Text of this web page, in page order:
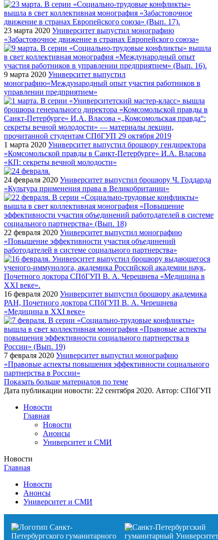
23 марта 2020 Университет выпустил монографию
«Забастовочное движение в странах Европейского союза»
9 марта 2020 Университет выпустил
монографию«Международный опыт участия работников в
управлении предприятием»
1 марта 2020 Университет выпустил брошюру гендиректора
«Комсомольской правды в Санкт-Петербурге» И.А. Власова
«КП: секреты вечной молодости»
24 февраля 2020 Университет выпустил брошюру Ч. Годдарда
«Культура применения права в Великобритании»
22 февраля 2020 Университет выпустил монографию
«Повышение эффективности участия объединений
работодателей в системе социального партнерства»
16 февраля 2020 Университет выпустил брошюру академика
РАН, Почетного доктора СПбГУП В. А. Черешнева
«Медицина в XXI веке»
7 февраля 2020 Университет выпустил монографию
«Правовые аспекты повышения эффективности социального
партнерства в России»
Показать больше материалов по теме
Дата публикации новости: 22 сентября 2020. Автор: СПбГУП
Новости
Главная
Новости
Анонсы
Университет и СМИ
Новости
Главная
Новости
Анонсы
Университет и СМИ